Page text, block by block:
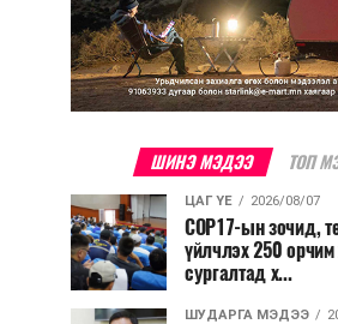
ШИНЭ МЭДЭЭ ТОП
ЦАГ ҮЕ 2026/08/07
COP17-ын зочид,
үйлчлэх 250
сургалтад х...
ШУДАРГА МЭДЭЭ